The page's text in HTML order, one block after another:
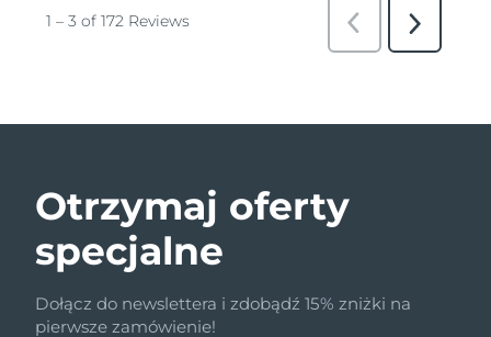
Otrzymaj oferty
specjalne
Dołącz do newslettera i zdobądź 15% zniżki na
pierwsze zamówienie!